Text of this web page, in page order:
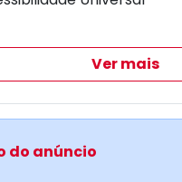
Ver mais
do anúncio